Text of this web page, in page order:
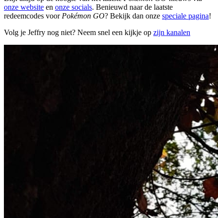
onze website en onze socials. Benieuwd naar de laatste
redeemcodes voor Pokémon GO? Bekijk dan onze speciale pagina!
Volg je Jeffry nog niet? Neem snel een kijkje op zijn kanalen